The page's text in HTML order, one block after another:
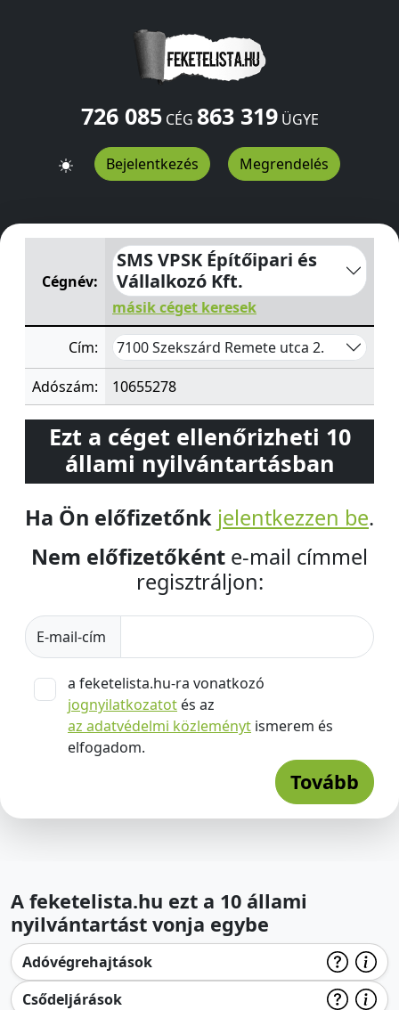
726 085CÉG 863 319ÜGYE
Bejelentkezés Megrendelés
SMS VPSK Építőipari és Vállalkozó Kft.Remete utca 2.
Cégnév:
SMS VPSK Építőipari és
Vállalkozó Kft.
másik céget keresek
Cím: 7100 Szekszárd Remete utca 2.
Adószám: 10655278
Ezt a céget ellenőrizheti 10
állami nyilvántartásban
Ha Ön előfizetőnk jelentkezzen be.
Nem előfizetőként e-mail címmel
regisztráljon:
E-mail-cím
a feketelista.hu-ra vonatkozó
jognyilatkozatot és az
az adatvédelmi közleményt ismerem és
elfogadom.
Tovább
A feketelista.hu ezt a 10 állami
nyilvántartást vonja egybe
Adóvégrehajtások
Csődeljárások